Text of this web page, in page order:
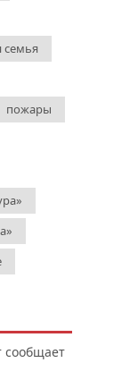
семья
пожары
сообщает